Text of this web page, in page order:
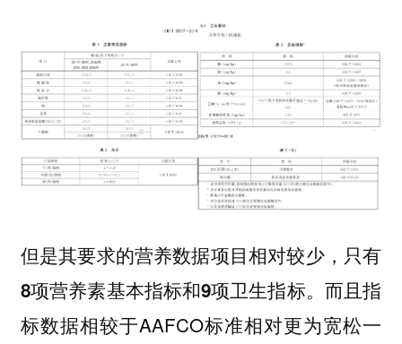
但是其要求的营养数据项目相对较少， 只有
8项营养素基本指标和9项卫生指标。 而且指
标数据相较于AAFCO标准相对更为宽松一